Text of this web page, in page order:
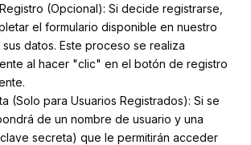
(Opcional): Si decide registrarse,
el formulario disponible en nuestro
datos. Este proceso se realiza
al hacer "clic" en el botón de registro
(Solo para Usuarios Registrados): Si se
de un nombre de usuario y una
secreta) que le permitirán acceder